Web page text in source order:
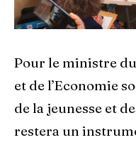
Pour le ministre
et de l’Economie
de la jeunesse et
restera un